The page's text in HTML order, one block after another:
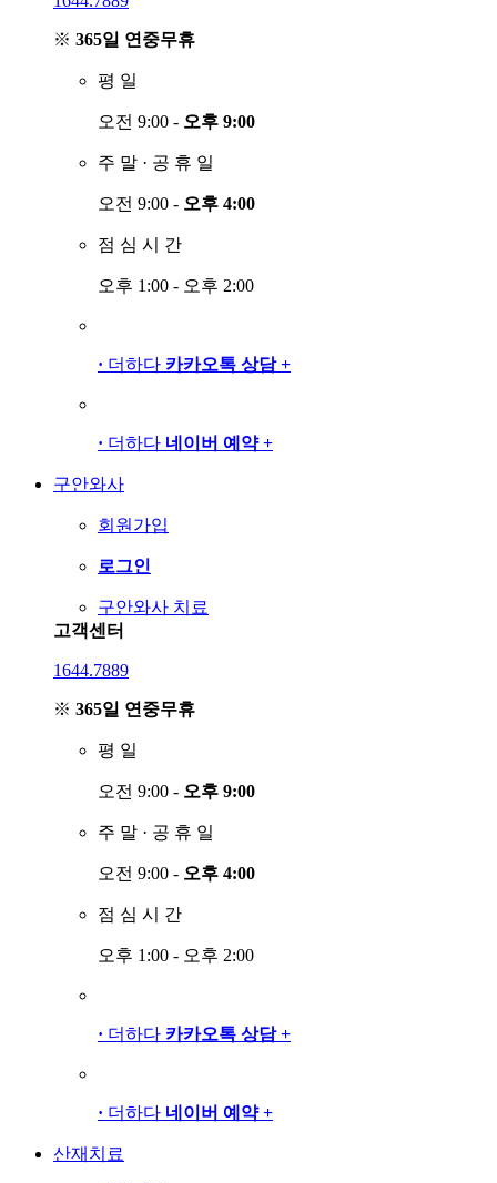
※ 365일 연중무휴
평 일
오전 9:00 - 오후 9:00
주 말 · 공 휴 일
오전 9:00 - 오후 4:00
점 심 시 간
오후 1:00 - 오후 2:00
· 더하다 카카오톡 상담 +
· 더하다 네이버 예약 +
구안와사
회원가입
로그인
구안와사 치료
고객센터
1644.7889
※ 365일 연중무휴
평 일
오전 9:00 - 오후 9:00
주 말 · 공 휴 일
오전 9:00 - 오후 4:00
점 심 시 간
오후 1:00 - 오후 2:00
· 더하다 카카오톡 상담 +
· 더하다 네이버 예약 +
산재치료